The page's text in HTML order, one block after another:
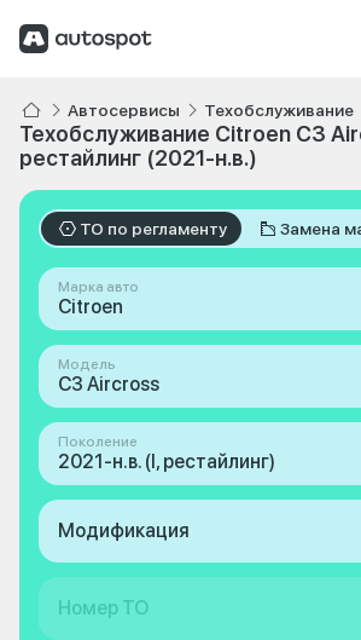
Автосервисы Техобслуживание
Техобслуживание Citroen C3
рестайлинг (2021-н.в.)
ТО по регламенту Замена
Марка авто
Citroen
Модель
C3 Aircross
Поколение
2021-н.в. (I, рестайлинг)
Модификация
Номер ТО